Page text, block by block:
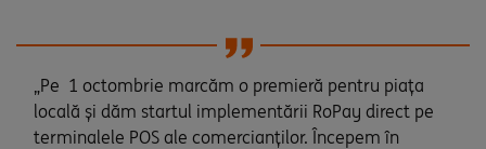
„Pe 1 octombrie marcăm o premieră pentru piața
locală și dăm startul implementării RoPay direct pe
terminalele POS ale comercianților. Începem în